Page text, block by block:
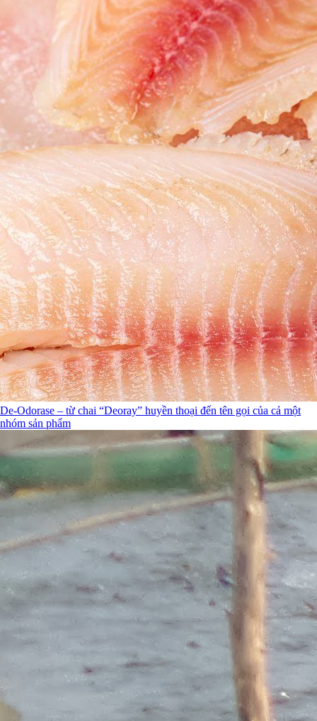
De-Odorase – từ chai “Deoray” huyền thoại đến tên gọi của cả một
nhóm sản phẩm